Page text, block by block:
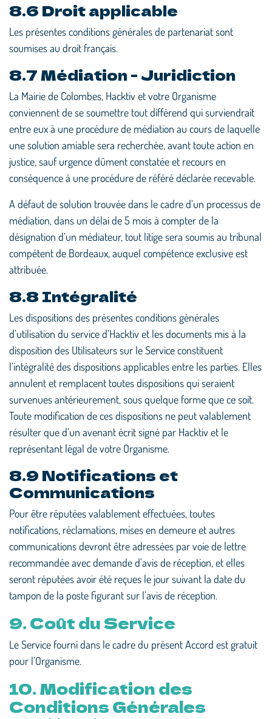
8.6 Droit applicable
Les présentes conditions générales de partenariat sont
soumises au droit français.
8.7 Médiation - Juridiction
La Mairie de Colombes, Hacktiv et votre Organisme
conviennent de se soumettre tout différend qui surviendrait
entre eux à une procédure de médiation au cours de laquelle
une solution amiable sera recherchée, avant toute action en
justice, sauf urgence dûment constatée et recours en
conséquence à une procédure de référé déclarée recevable.
A défaut de solution trouvée dans le cadre d’un processus de
médiation, dans un délai de 5 mois à compter de la
désignation d’un médiateur, tout litige sera soumis au tribunal
compétent de Bordeaux, auquel compétence exclusive est
attribuée.
8.8 Intégralité
Les dispositions des présentes conditions générales
d’utilisation du service d’Hacktiv et les documents mis à la
disposition des Utilisateurs sur le Service constituent
l’intégralité des dispositions applicables entre les parties. Elles
annulent et remplacent toutes dispositions qui seraient
survenues antérieurement, sous quelque forme que ce soit.
Toute modification de ces dispositions ne peut valablement
résulter que d’un avenant écrit signé par Hacktiv et le
représentant légal de votre Organisme.
8.9 Notifications et
Communications
Pour être réputées valablement effectuées, toutes
notifications, réclamations, mises en demeure et autres
communications devront être adressées par voie de lettre
recommandée avec demande d'avis de réception, et elles
seront réputées avoir été reçues le jour suivant la date du
tampon de la poste figurant sur l’avis de réception.
9. Coût du Service
Le Service fourni dans le cadre du présent Accord est gratuit
pour l’Organisme.
10. Modification des
Conditions Générales